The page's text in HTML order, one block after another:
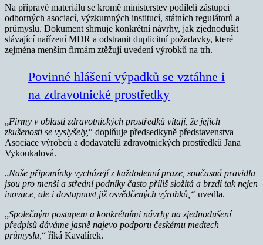
Na přípravě materiálu se kromě ministerstev podíleli zástupci
odborných asociací, výzkumných institucí, státních regulátorů a
průmyslu. Dokument shrnuje konkrétní návrhy, jak zjednodušit
stávající nařízení MDR a odstranit duplicitní požadavky, které
zejména menším firmám ztěžují uvedení výrobků na trh.
Povinné hlášení výpadků se vztáhne i
na zdravotnické prostředky
„Firmy v oblasti zdravotnických prostředků vítají, že jejich
zkušenosti se vyslyšely,“ doplňuje předsedkyně představenstva
Asociace výrobců a dodavatelů zdravotnických prostředků Jana
Vykoukalová.
„Naše připomínky vycházejí z každodenní praxe, současná pravidla
jsou pro menší a střední podniky často příliš složitá a brzdí tak nejen
inovace, ale i dostupnost již osvědčených výrobků,“ uvedla.
„Společným postupem a konkrétními návrhy na zjednodušení
předpisů dáváme jasně najevo podporu českému medtech
průmyslu, “ říká Kavalírek.